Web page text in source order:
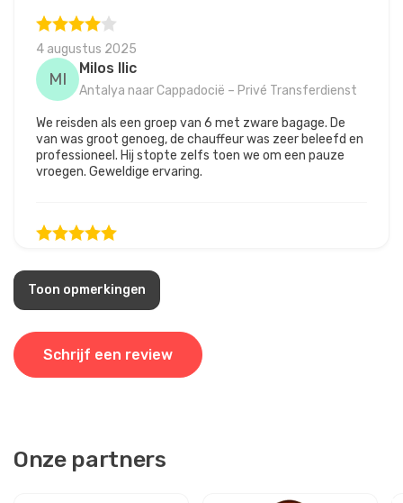
4 augustus 2025
MI
Milos Ilic
Antalya naar Cappadocië – Privé Transferdienst
We reisden als een groep van 6 met zware bagage. De
van was groot genoeg, de chauffeur was zeer beleefd en
professioneel. Hij stopte zelfs toen we om een pauze
vroegen. Geweldige ervaring.
EH
Eirik Hansen
Antalya naar Cappadocië – Privé Transferdienst
Onze chauffeur was stipt en beleefd. De bus was
comfortabel en brandschoon. We bereikten Cappadocië
zonder enige stress.
rancesco Ferrari
Toon opmerkingen
Schrijf een review
Onze partners